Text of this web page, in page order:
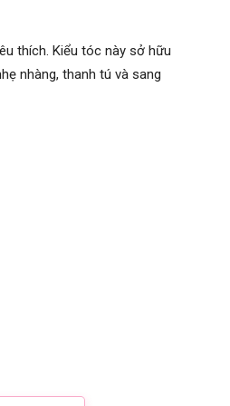
thích. Kiểu tóc này sở hữu
nhàng, thanh tú và sang